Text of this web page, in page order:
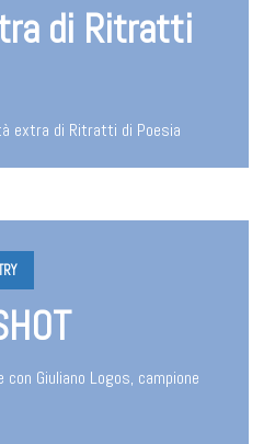
di Ritratti
extra di Ritratti di Poesia
Giuliano Logos, campione